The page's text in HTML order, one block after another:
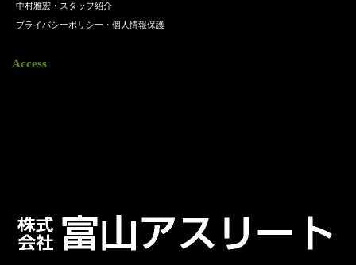
中村雅宏・スタッフ紹介
プライバシーポリシー・個人情報保護
Access